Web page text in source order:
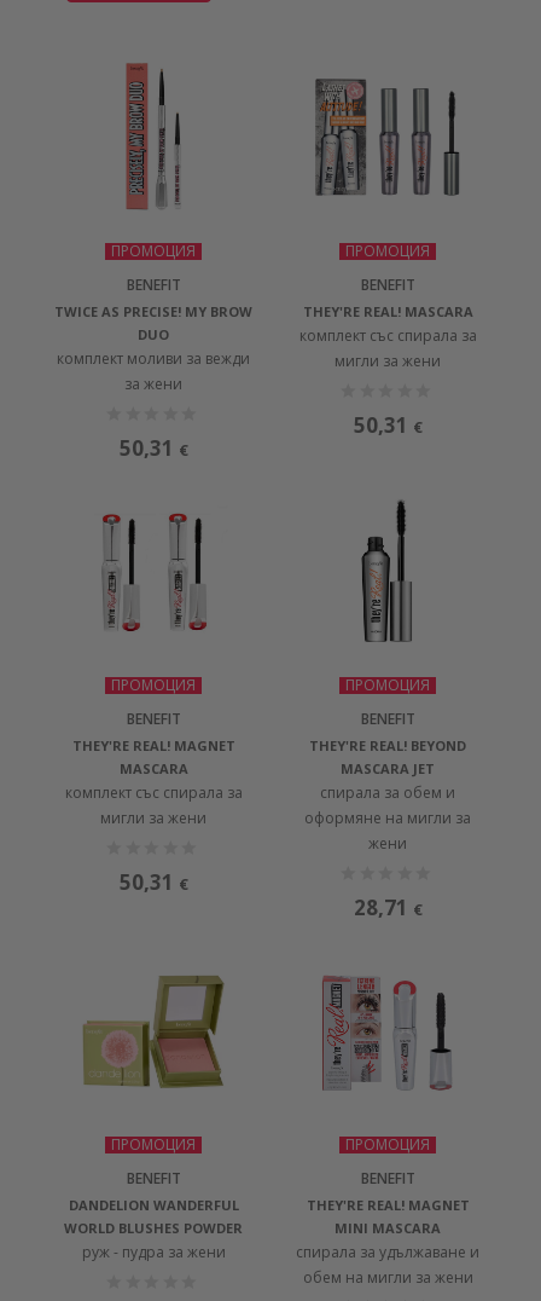
ПРОМОЦИЯ
BENEFIT
TWICE AS PRECISE! MY BROW
DUO
комплект моливи за вежди
за жени
50,31 €
ПРОМОЦИЯ
BENEFIT
THEY'RE REAL! MASCARA
комплект със спирала за
мигли за жени
50,31 €
ПРОМОЦИЯ
BENEFIT
THEY'RE REAL! MAGNET
MASCARA
комплект със спирала за
мигли за жени
50,31 €
ПРОМОЦИЯ
BENEFIT
THEY'RE REAL! BEYOND
MASCARA JET
спирала за обем и
оформяне на мигли за
жени
28,71 €
ПРОМОЦИЯ
BENEFIT
DANDELION WANDERFUL
WORLD BLUSHES POWDER
руж - пудра за жени
ПРОМОЦИЯ
BENEFIT
THEY'RE REAL! MAGNET
MINI MASCARA
спирала за удължаване и
обем на мигли за жени